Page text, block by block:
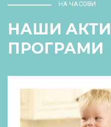
НА ЧАСОВИ
НАШИ
ПРОГРАМИ